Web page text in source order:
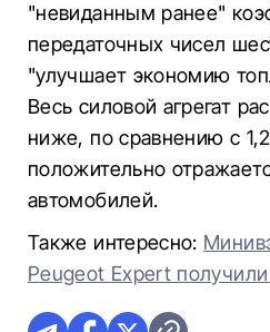
"невиданным ранее"
передаточных чисел
"улучшает экономию
Весь силовой агрегат
ниже, по сравнению с
положительно
автомобилей.
Также интересно:
Peugeot Expert